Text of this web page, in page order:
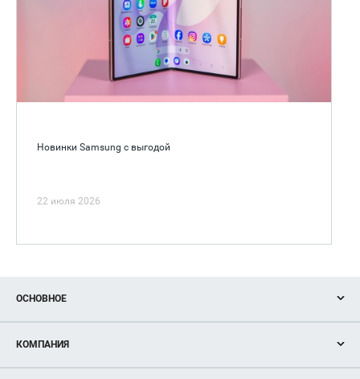
Новинки Samsung с выгодой
22 июля 2026
ОСНОВНОЕ
Новости
Магазины
КОМПАНИЯ